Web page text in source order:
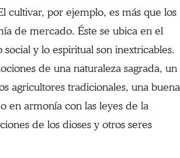
cultivar, por ejemplo, es más que los
de mercado. Éste se ubica en el
y lo espiritual son inextricables.
de una naturaleza sagrada, un
agricultores tradicionales, una buena
en armonía con las leyes de la
de los dioses y otros seres